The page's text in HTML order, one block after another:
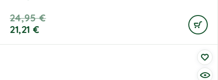
24,95€
21,21 €